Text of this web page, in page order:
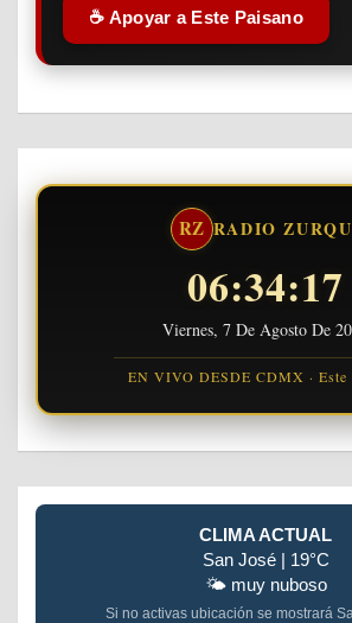
☕ Apoyar a Este Paisano
RZ RADIO
06:34:17
Viernes, 7 De Agosto De
EN VIVO DESDE CDMX · Este
CLIMA ACTUAL
San José | 19°C
🌤️ muy nuboso
Si no activas ubicación se mostrará